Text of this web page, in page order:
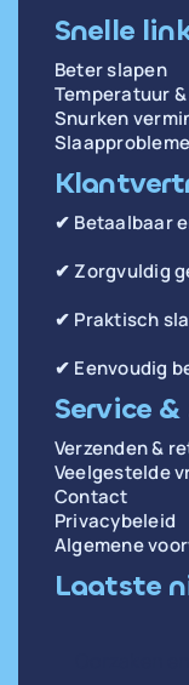
Snelle
Beter slapen
Temperatuur
Snurken
✔ Betaalbaar
✔ Zorgvuldig
✔ Praktisch
✔ Eenvoudig
Service
Verzenden &
Veelgestelde
Contact
Privacybeleid
Algemene
Laatste